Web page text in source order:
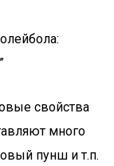
свойства
много
пунш и т.п.